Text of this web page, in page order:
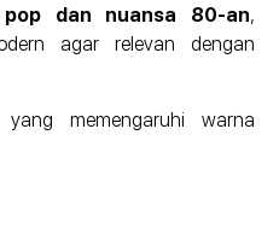
dan nuansa 80-an,
agar relevan dengan
memengaruhi warna